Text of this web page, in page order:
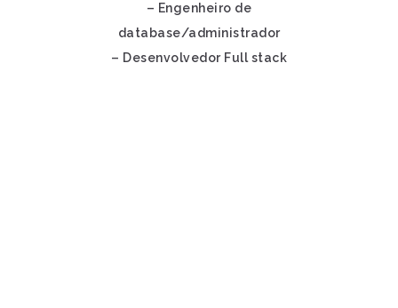
– Engenheiro de
database/administrador
– Desenvolvedor Full stack